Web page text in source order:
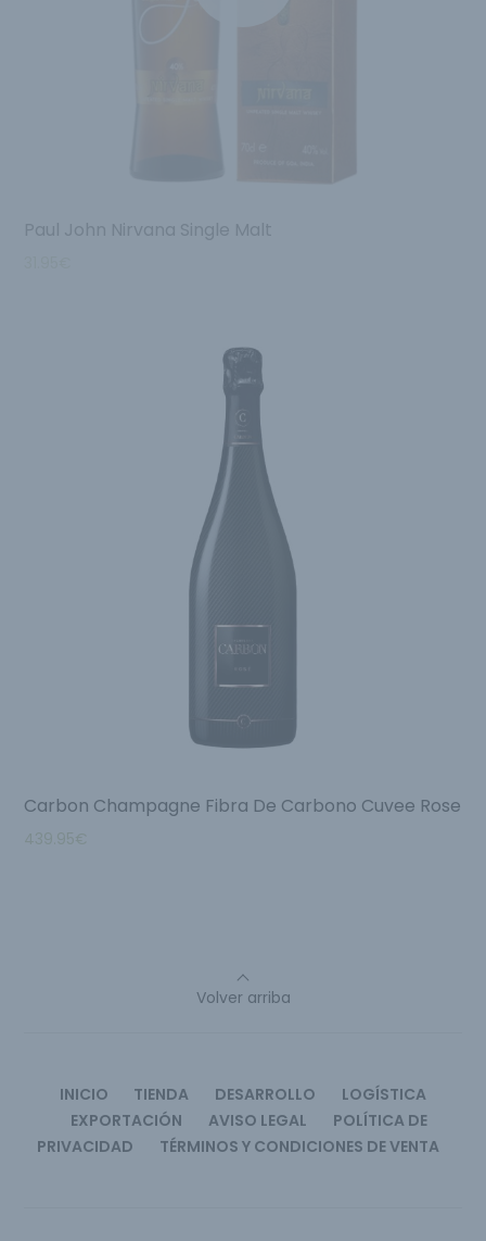
Paul John Nirvana Single Malt
Carbon Champagne Fibra De Carbono Cuvee Rose
439.95€
Volver arriba
INICIO TIENDA DESARROLLO
LOGÍSTICA
EXPORTACIÓN
AVISO LEGAL
POLÍTICA DE
PRIVACIDAD
TÉRMINOS Y CONDICIONES DE VENTA